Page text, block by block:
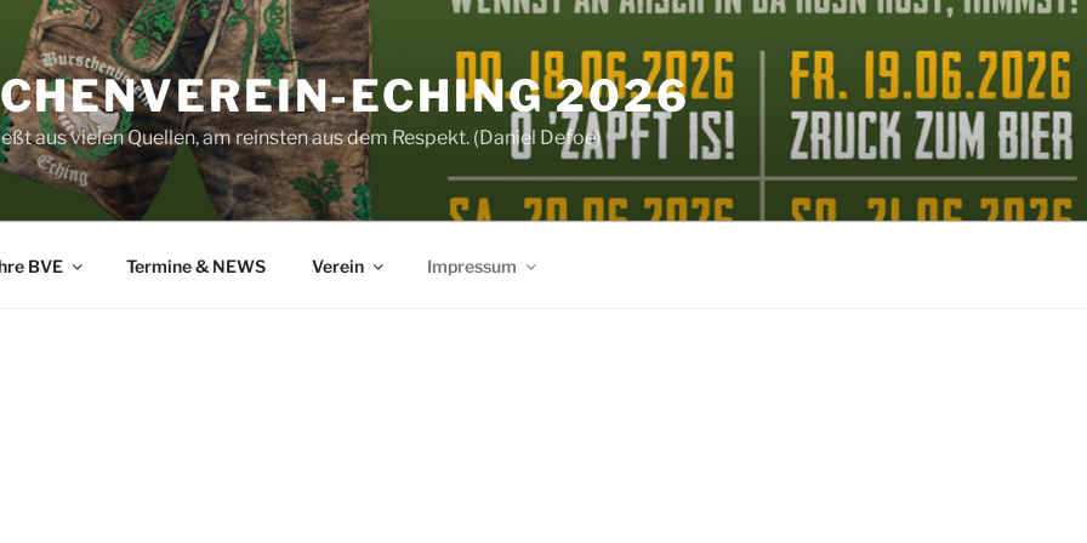
ECHING 2026
aus vielen Quellen, am reinsten aus dem Respekt. (Daniel Defoe)
BVE Termine & NEWS Verein Impressum